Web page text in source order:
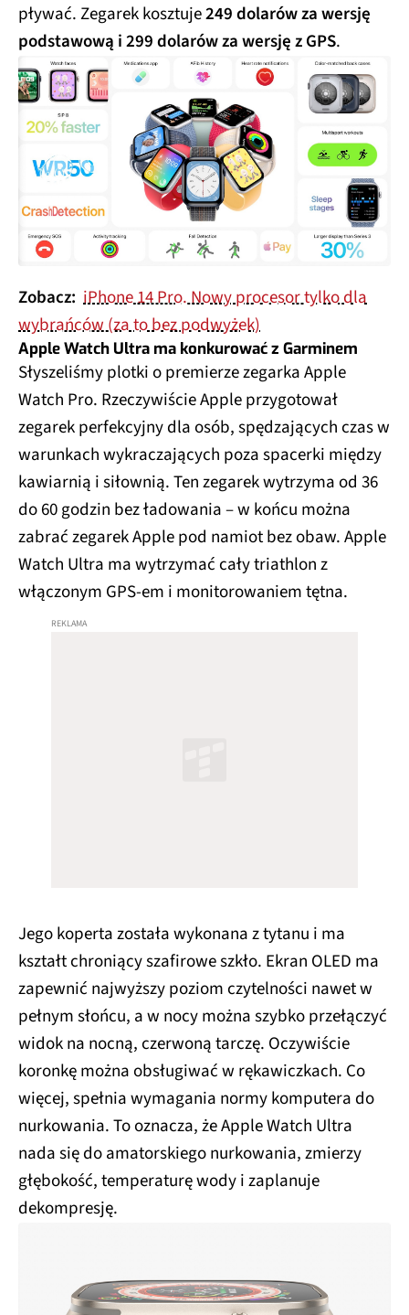
pływać. Zegarek kosztuje249 dolarów za wersję
podstawową i 299 dolarów za wersję z GPS.
Zobacz: iPhone 14 Pro. Nowy procesor tylko dla
wybrańców (za to bez podwyżek)
Apple Watch Ultra ma konkurować z Garminem
Słyszeliśmy plotki o premierze zegarka Apple
Watch Pro. Rzeczywiście Apple przygotował
zegarek perfekcyjny dla osób, spędzających czas w
warunkach wykraczających poza spacerki między
kawiarnią i siłownią. Ten zegarek wytrzyma od 36
do 60 godzin bez ładowania – w końcu można
zabrać zegarek Apple pod namiot bez obaw. Apple
Watch Ultra ma wytrzymać cały triathlon z
włączonym GPS-em i monitorowaniem tętna.
Jego koperta została wykonana z tytanu i ma
kształt chroniący szafirowe szkło. Ekran OLED ma
zapewnić najwyższy poziom czytelności nawet w
pełnym słońcu, a w nocy można szybko przełączyć
widok na nocną, czerwoną tarczę. Oczywiście
koronkę można obsługiwać w rękawiczkach. Co
więcej, spełnia wymagania normy komputera do
nurkowania. To oznacza, że Apple Watch Ultra
nada się do amatorskiego nurkowania, zmierzy
głębokość, temperaturę wody i zaplanuje
dekompresję.